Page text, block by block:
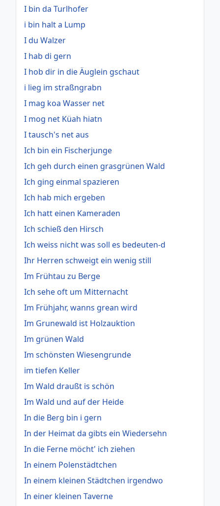
I bin da Turlhofer
i bin halt a Lump
I du Walzer
I hab di gern
I hob dir in die Äuglein gschaut
i lieg im straßngrabn
I mag koa Wasser net
I mog net Küah hiatn
I tausch's net aus
Ich bin ein Fischerjunge
Ich geh durch einen grasgrünen Wald
Ich ging einmal spazieren
Ich hab mich ergeben
Ich hatt einen Kameraden
Ich schieß den Hirsch
Ich weiss nicht was soll es bedeuten-d
Ihr Herren schweigt ein wenig still
Im Frühtau zu Berge
Ich sehe oft um Mitternacht
Im Frühjahr, wanns grean wird
Im Grunewald ist Holzauktion
Im grünen Wald
Im schönsten Wiesengrunde
im tiefen Keller
Im Wald draußt is schön
Im Wald und auf der Heide
In die Berg bin i gern
In der Heimat da gibts ein Wiedersehn
In die Ferne möcht' ich ziehen
In einem Polenstädtchen
In einem kleinen Städtchen irgendwo
In einer kleinen Taverne